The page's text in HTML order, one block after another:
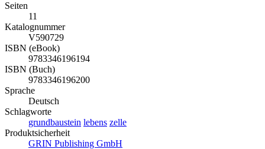
Seiten
11
Katalognummer
V590729
ISBN (eBook)
9783346196194
ISBN (Buch)
9783346196200
Sprache
Deutsch
Schlagworte
grundbaustein lebens zelle
Produktsicherheit
GRIN Publishing GmbH